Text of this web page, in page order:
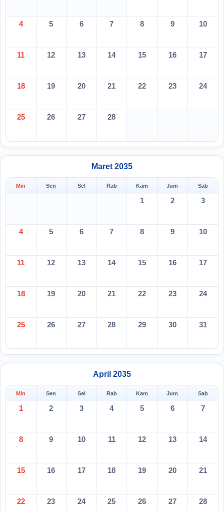
4 5 6 7 8 9 10
11 12 13 14 15 16 17
18 19 20 21 22 23 24
25 26 27 28
Maret 2035
Min Sen Sel Rab Kam Jum Sab
1 2 3
4 5 6 7 8 9 10
11 12 13 14 15 16 17
18 19 20 21 22 23 24
25 26 27 28 29 30 31
April 2035
Min Sen Sel Rab Kam Jum Sab
1 2 3 4 5 6 7
8 9 10 11 12 13 14
15 16 17 18 19 20 21
22 23 24 25 26 27 28